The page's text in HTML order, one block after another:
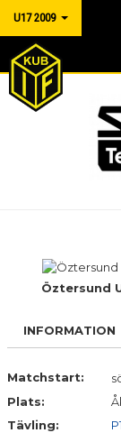
U17 2009
P2009
BILDGALLERI
DOKUMENT
GÄSTBOK
Öztersund
INFORMATION
Matchstart:
Plats:
Tävling: